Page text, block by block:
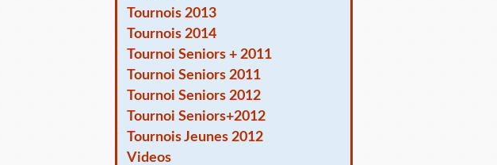
Tournois 2013
Tournois 2014
Tournoi Seniors + 2011
Tournoi Seniors 2011
Tournoi Seniors 2012
Tournoi Seniors+2012
Tournois Jeunes 2012
Videos